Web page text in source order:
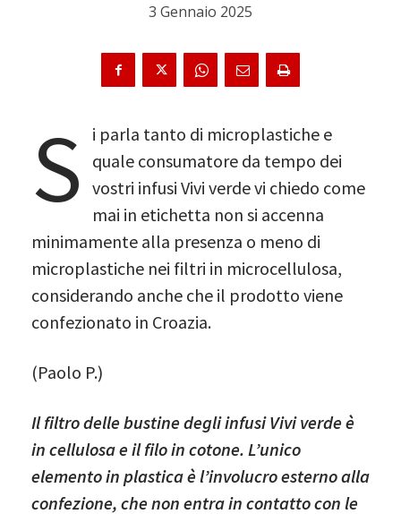
3 Gennaio 2025
S
i parla tanto di microplastiche e
quale consumatore da tempo dei
vostri infusi Vivi verde vi chiedo come
mai in etichetta non si accenna
minimamente alla presenza o meno di
microplastiche nei filtri in microcellulosa,
considerando anche che il prodotto viene
confezionato in Croazia.
(Paolo P.)
Il filtro delle bustine degli infusi Vivi verde è
in cellulosa e il filo in cotone. L’unico
elemento in plastica è l’involucro esterno alla
confezione, che non entra in contatto con le